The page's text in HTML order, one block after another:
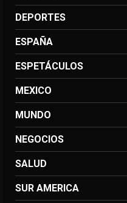
DEPORTES
ESPAÑA
ESPETÁCULOS
MEXICO
MUNDO
NEGOCIOS
SALUD
SUR AMERICA